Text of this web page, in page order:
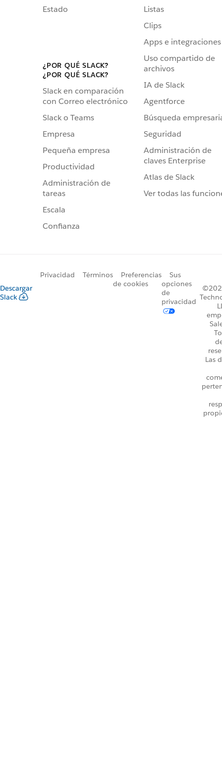
Estado
¿POR QUÉ SLACK?
¿POR QUÉ SLACK?
Slack en comparación
con Correo electrónico
Slack o Teams
Empresa
Pequeña empresa
Productividad
Administración de
tareas
Escala
Confianza
Listas
Clips
Apps e integraciones
Uso compartido de
archivos
IA de Slack
Agentforce
Búsqueda
Seguridad
Administración de
claves Enterprise
Atlas de Slack
Ver todas las
Descargar
Slack
Privacidad Términos
Preferencias
de cookies
Sus
opciones
de
privacidad
Las